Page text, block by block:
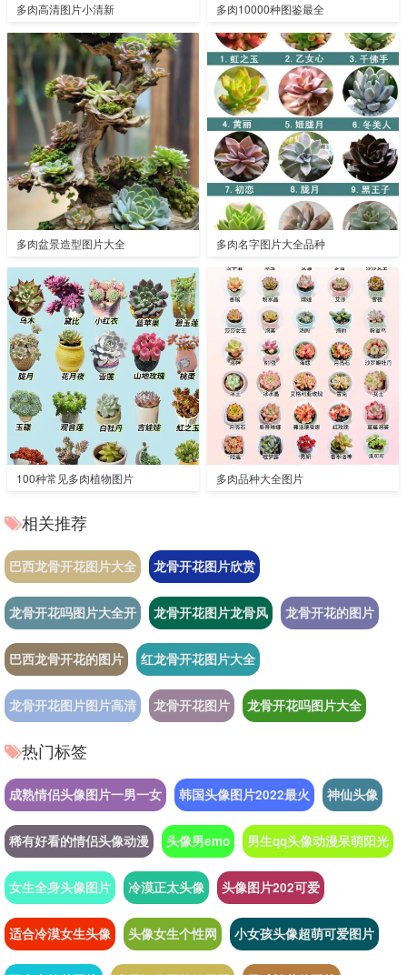
多肉高清图片小清新 多肉10000种图鉴最全
多肉盆景造型图片大全 多肉名字图片大全品种
100种常见多肉植物图片 多肉品种大全图片
相关推荐
巴西龙骨开花图片大全 龙骨开花图片欣赏
龙骨开花吗图片大全开 龙骨开花图片龙骨风 龙骨开花的图片
巴西龙骨开花的图片 红龙骨开花图片大全
龙骨开花图片图片高清 龙骨开花图片 龙骨开花吗图片大全
热门标签
成熟情侣头像图片一男一女 韩国头像图片2022最火 神仙头像
稀有好看的情侣头像动漫 头像男emo 男生qq头像动漫呆萌阳光
女生全身头像图片 冷漠正太头像 头像图片202可爱
适合冷漠女生头像 头像女生个性网 小女孩头像超萌可爱图片